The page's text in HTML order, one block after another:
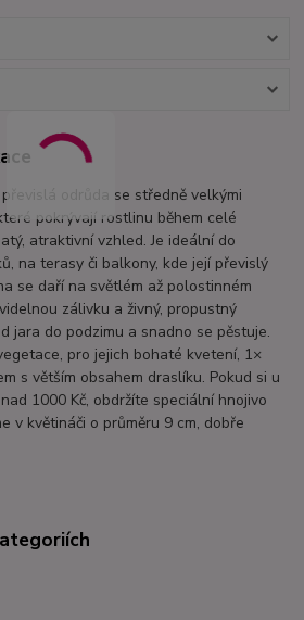
převislá odrůda se středně velkými
pokrývají rostlinu během celé
atraktivní vzhled. Je ideální do
na terasy či balkony, kde její převislý
se daří na světlém až polostinném
zálivku a živný, propustný
jara do podzimu a snadno se pěstuje.
pro jejich bohaté kvetení, 1×
s větším obsahem draslíku. Pokud si u
1000 Kč, obdržíte speciální hnojivo
v květináči o průměru 9 cm, dobře